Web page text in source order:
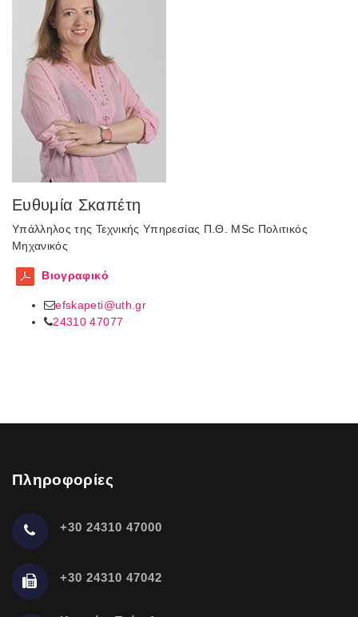
Ευθυμία Σκαπέτη
Υπάλληλος της Τεχνικής Υπηρεσίας Π.Θ. MSc Πολιτικός
Μηχανικός
Βιογραφικό
efskapeti@uth.gr
24310 47077
Πληροφορίες
+30 24310 47000
+30 24310 47042